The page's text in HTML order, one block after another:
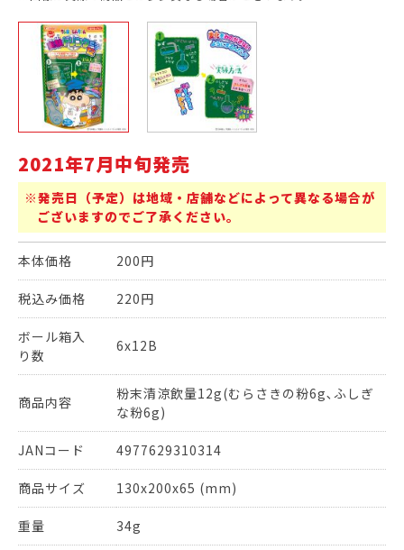
2021年7月中旬発売
※発売日（予定）は地域・店舗などによって異なる場合が
ございますのでご了承ください。
本体価格 200円
税込み価格 220円
ボール箱入
り数
6x12B
商品内容
粉末清涼飲量12g(むらさきの粉6g､ふしぎ
な粉6g)
JANコード 4977629310314
商品サイズ 130x200x65 (mm)
重量 34g